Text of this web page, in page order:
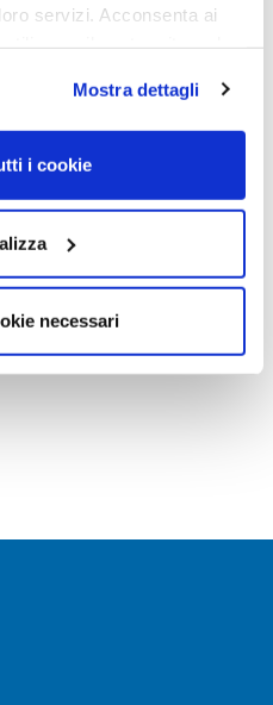
servizi. Acconsenta ai
Mostra dettagli
i cookie
necessari